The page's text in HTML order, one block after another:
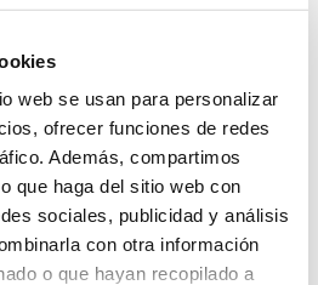
web se usan para personalizar
ofrecer funciones de redes
Además, compartimos
que haga del sitio web con
sociales, publicidad y análisis
con otra información
o que hayan recopilado a
(HD).
ruido.
o comunicación directa.
con fibra óptica o redes
over Ethernet) para